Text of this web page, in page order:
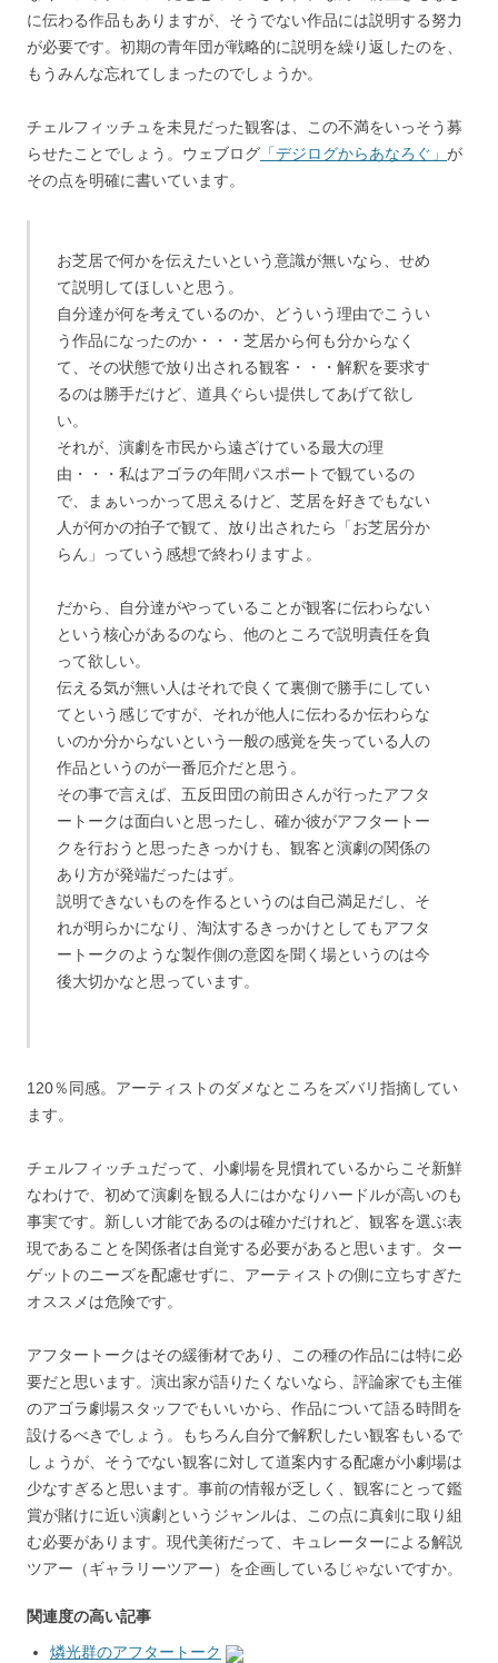
に伝わる作品もありますが、そうでない作品には説明する努力
が必要です。初期の青年団が戦略的に説明を繰り返したのを、
もうみんな忘れてしまったのでしょうか。
チェルフィッチュを未見だった観客は、この不満をいっそう募
らせたことでしょう。ウェブログ 「デジログからあなろぐ」 が
その点を明確に書いています。
お芝居で何かを伝えたいという意識が無いなら、せめ
て説明してほしいと思う。
自分達が何を考えているのか、どういう理由でこうい
う作品になったのか・・・芝居から何も分からなく
て、その状態で放り出される観客・・・解釈を要求す
るのは勝手だけど、道具ぐらい提供してあげて欲し
い。
それが、演劇を市民から遠ざけている最大の理
由・・・私はアゴラの年間パスポートで観ているの
で、まぁいっかって思えるけど、芝居を好きでもない
人が何かの拍子で観て、放り出されたら「お芝居分か
らん」っていう感想で終わりますよ。
だから、自分達がやっていることが観客に伝わらない
という核心があるのなら、他のところで説明責任を負
って欲しい。
伝える気が無い人はそれで良くて裏側で勝手にしてい
てという感じですが、それが他人に伝わるか伝わらな
いのか分からないという一般の感覚を失っている人の
作品というのが一番厄介だと思う。
その事で言えば、五反田団の前田さんが行ったアフタ
ートークは面白いと思ったし、確か彼がアフタートー
クを行おうと思ったきっかけも、観客と演劇の関係の
あり方が発端だったはず。
説明できないものを作るというのは自己満足だし、そ
れが明らかになり、淘汰するきっかけとしてもアフタ
ートークのような製作側の意図を聞く場というのは今
後大切かなと思っています。
120％同感。アーティストのダメなところをズバリ指摘してい
ます。
チェルフィッチュだって、小劇場を見慣れているからこそ新鮮
なわけで、初めて演劇を観る人にはかなりハードルが高いのも
事実です。新しい才能であるのは確かだけれど、観客を選ぶ表
現であることを関係者は自覚する必要があると思います。ター
ゲットのニーズを配慮せずに、アーティストの側に立ちすぎた
オススメは危険です。
アフタートークはその緩衝材であり、この種の作品には特に必
要だと思います。演出家が語りたくないなら、評論家でも主催
のアゴラ劇場スタッフでもいいから、作品について語る時間を
設けるべきでしょう。もちろん自分で解釈したい観客もいるで
しょうが、そうでない観客に対して道案内する配慮が小劇場は
少なすぎると思います。事前の情報が乏しく、観客にとって鑑
賞が賭けに近い演劇というジャンルは、この点に真剣に取り組
む必要があります。現代美術だって、キュレーターによる解説
ツアー（ギャラリーツアー）を企画しているじゃないですか。
関連度の高い記事
燐光群のアフタートーク